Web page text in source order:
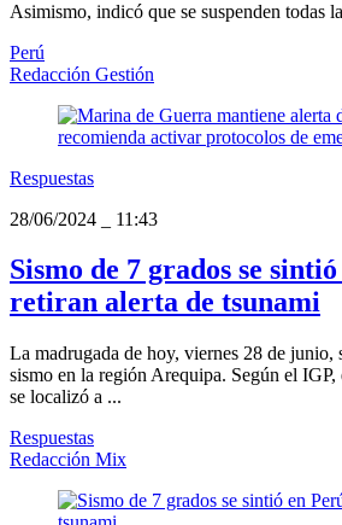
Asimismo, indicó que se suspenden todas
Perú
Redacción Gestión
Respuestas
28/06/2024
11:43
Sismo de 7 grados se
retiran alerta de tsunami
La madrugada de hoy, viernes 28 de junio,
sismo en la región Arequipa. Según el
se localizó a ...
Respuestas
Redacción Mix